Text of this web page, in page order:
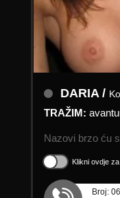
DARIA /
TRAŽIM:
Nazovi brzo ću
Klikni ovdje
Broj: